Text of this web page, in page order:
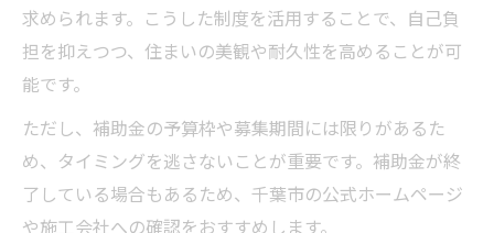
求められます。こうした制度を活用することで、自己負
担を抑えつつ、住まいの美観や耐久性を高めることが可
能です。
ただし、補助金の予算枠や募集期間には限りがあるた
め、タイミングを逃さないことが重要です。補助金が終
了している場合もあるため、千葉市の公式ホームページ
や施工会社への確認をおすすめします。